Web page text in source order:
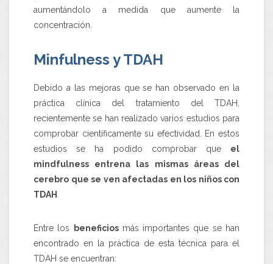
aumentándolo a medida que aumente la
concentración.
Minfulness y TDAH
Debido a las mejoras que se han observado en la
práctica clínica del tratamiento del TDAH,
recientemente se han realizado varios estudios para
comprobar científicamente su efectividad. En estos
estudios se ha podido comprobar que el
mindfulness entrena las mismas áreas del
cerebro que se ven afectadas en los niños con
TDAH
Entre los beneficiosmás importantes que se han
encontrado en la práctica de esta técnica para el
TDAH se encuentran: